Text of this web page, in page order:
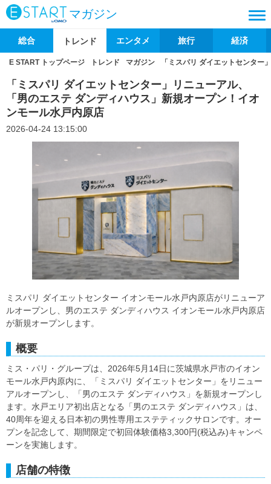
マガジン
総合 トレンド エンタメ 旅行 経済
E START トップページ トレンド マガジン 「ミスパリ ダイエットセンタ
「ミスパリ ダイエットセンター」リニューアル、
「男のエステ ダンディハウス」新規オープン！イオ
ンモール水戸内原店
2026-04-24 13:15:00
ミスパリ ダイエットセンター イオンモール水戸内原店がリニューア
ルオープンし、男のエステ ダンディハウス イオンモール水戸内原店
が新規オープンします。
概要
ミス・パリ・グループは、2026年5月14日に茨城県水戸市のイオン
モール水戸内原内に、「ミスパリ ダイエットセンター」をリニュー
アルオープンし、「男のエステ ダンディハウス」を新規オープンし
ます。水戸エリア初出店となる「男のエステ ダンディハウス」は、
40周年を迎える日本初の男性専用エステティックサロンです。オー
プンを記念して、期間限定で初回体験価格3,300円(税込み)キャンペ
ーンを実施します。
店舗の特徴